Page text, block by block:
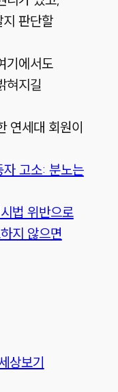
판단할
기에서도
혀지길
연세대 회원이
고소: 분노는
법 위반으로
지 않으면
상보기